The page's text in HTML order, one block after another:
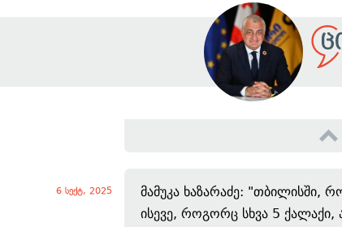
6 სექტ, 2025
მამუკა ხაზარაძე: "თბილისში,
ისევე, როგორც სხვა 5